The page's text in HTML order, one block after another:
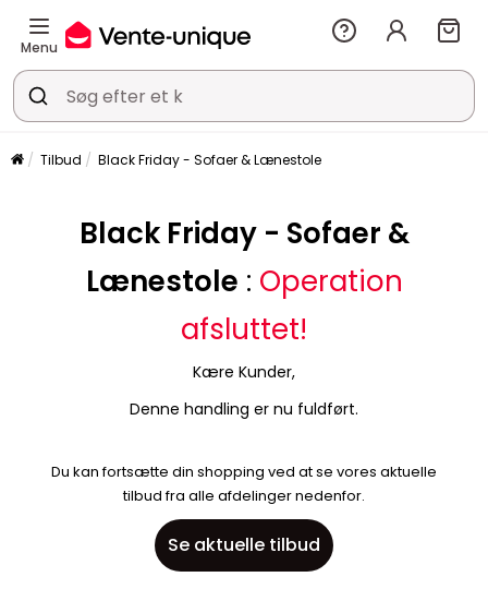
Menu
Tilbud Black Friday - Sofaer & Lænestole
Black Friday - Sofaer &
Lænestole : Operation
afsluttet!
Kære Kunder,
Denne handling er nu fuldført.
Du kan fortsætte din shopping ved at se vores aktuelle
tilbud fra alle afdelinger nedenfor.
Se aktuelle tilbud